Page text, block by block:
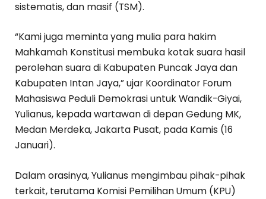
sistematis, dan masif (TSM).
“Kami juga meminta yang mulia para hakim
Mahkamah Konstitusi membuka kotak suara hasil
perolehan suara di Kabupaten Puncak Jaya dan
Kabupaten Intan Jaya,” ujar Koordinator Forum
Mahasiswa Peduli Demokrasi untuk Wandik-Giyai,
Yulianus, kepada wartawan di depan Gedung MK,
Medan Merdeka, Jakarta Pusat, pada Kamis (16
Januari).
Dalam orasinya, Yulianus mengimbau pihak-pihak
terkait, terutama Komisi Pemilihan Umum (KPU)